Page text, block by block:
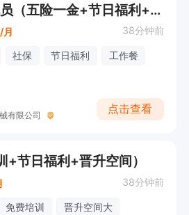
数控车/铣床调机员（五险一金+节日福利+工作餐）
月 38分钟前
社保 节日福利
工作餐
有限公司
点击查看
+节日福利+晋升空间）
38分钟前
免费培训 晋升空间大